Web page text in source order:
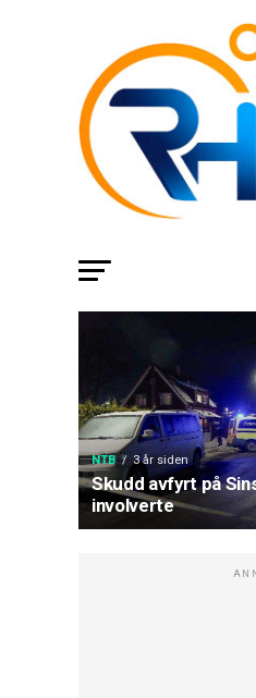
NTB 3 år siden
Skudd avfyrt på
involverte